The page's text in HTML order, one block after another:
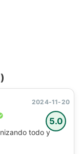
5.0
2024-11-20
todo y